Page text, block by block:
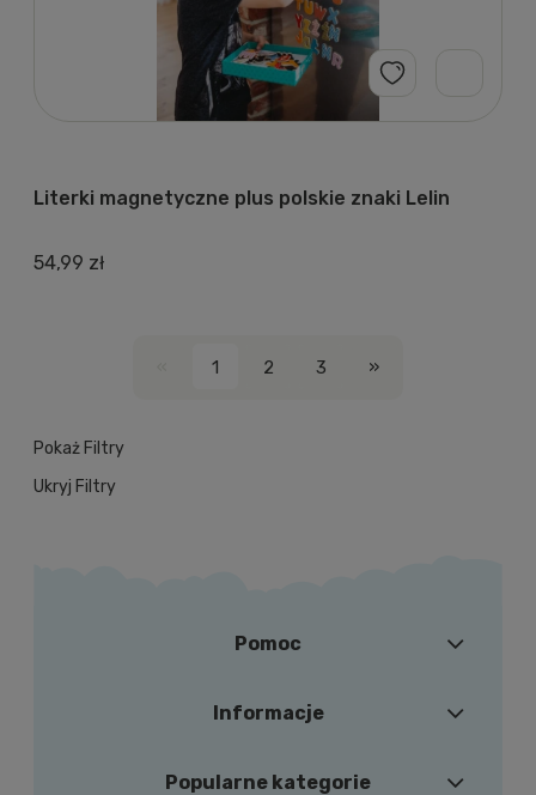
Literki magnetyczne plus polskie znaki Lelin
54,99 zł
1 2 3 »
Pokaż Filtry
Ukryj Filtry
Pomoc
Informacje
Popularne kategorie